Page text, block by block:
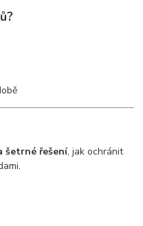
šetrné řešení, jak ochránit